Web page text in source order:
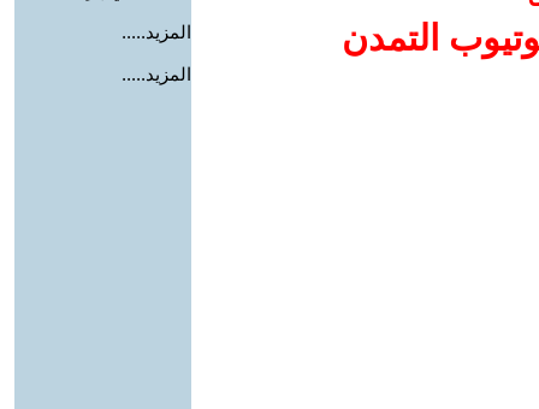
التمدن
المزيد.....
المزيد.....